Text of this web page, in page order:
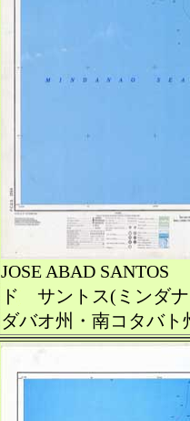
JOSE ABAD
ド サントス(ミンダ
ダバオ州・南コタバト